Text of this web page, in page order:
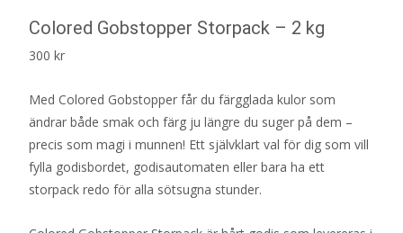
Colored Gobstopper Storpack – 2 kg
300 kr
Med Colored Gobstopper får du färgglada kulor som
ändrar både smak och färg ju längre du suger på dem –
precis som magi i munnen! Ett självklart val för dig som vill
fylla godisbordet, godisautomaten eller bara ha ett
storpack redo för alla sötsugna stunder.